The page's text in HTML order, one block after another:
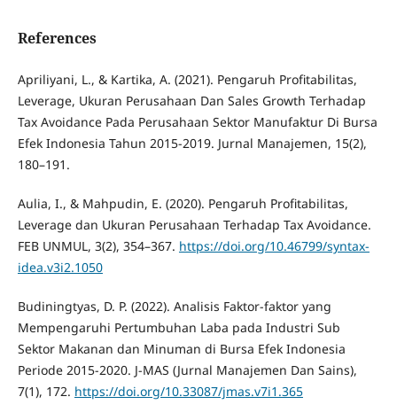
References
Apriliyani, L., & Kartika, A. (2021). Pengaruh Profitabilitas,
Leverage, Ukuran Perusahaan Dan Sales Growth Terhadap
Tax Avoidance Pada Perusahaan Sektor Manufaktur Di Bursa
Efek Indonesia Tahun 2015-2019. Jurnal Manajemen, 15(2),
180–191.
Aulia, I., & Mahpudin, E. (2020). Pengaruh Profitabilitas,
Leverage dan Ukuran Perusahaan Terhadap Tax Avoidance.
FEB UNMUL, 3(2), 354–367. https://doi.org/10.46799/syntax-
idea.v3i2.1050
Budiningtyas, D. P. (2022). Analisis Faktor-faktor yang
Mempengaruhi Pertumbuhan Laba pada Industri Sub
Sektor Makanan dan Minuman di Bursa Efek Indonesia
Periode 2015-2020. J-MAS (Jurnal Manajemen Dan Sains),
7(1), 172. https://doi.org/10.33087/jmas.v7i1.365